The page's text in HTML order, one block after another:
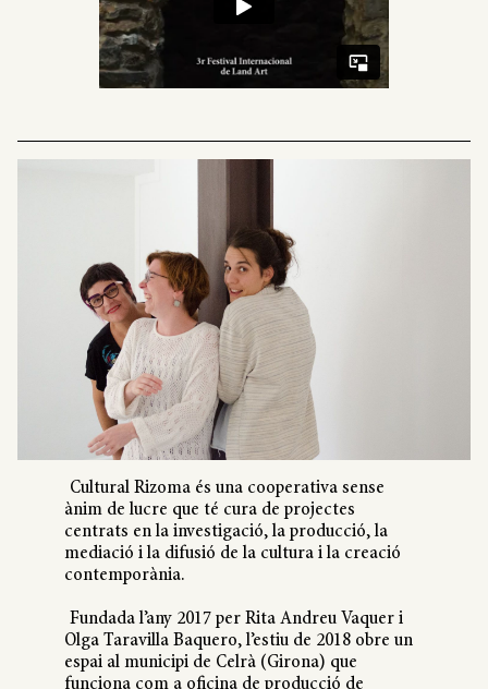
Cultural Rizoma és una cooperativa sense
ànim de lucre que té cura de projectes
centrats en la investigació, la producció, la
mediació i la difusió de la cultura i la creació
contemporània.
Fundada l’any 2017 per Rita Andreu Vaquer i
Olga Taravilla Baquero, l’estiu de 2018 obre un
espai al municipi de Celrà (Girona) que
funciona com a oficina de producció de